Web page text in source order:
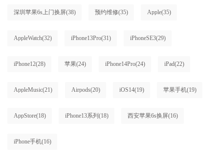
深圳苹果6s上门换屏(38) 预约维修(35) Apple(35)
AppleWatch(32) iPhone13Pro(31) iPhoneSE3(29)
iPhone12(28) 苹果(24) iPhone14Pro(24) iPad(22)
AppleMusic(21) Airpods(20) iOS14(19) 苹果手机(19)
AppStore(18) iPhone13系列 (18) 西安苹果6s换屏(16)
iPhone手机(16)